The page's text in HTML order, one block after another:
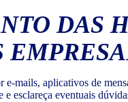
DAS
e-mails, aplicativos de
esclareça eventuais